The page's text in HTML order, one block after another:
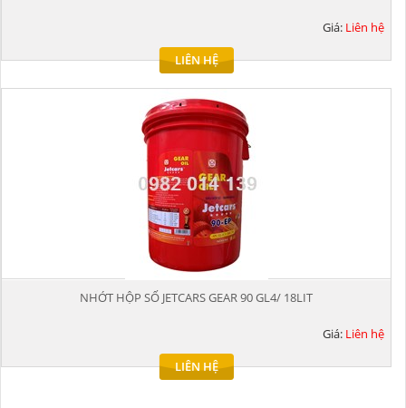
Giá: Liên hệ
LIÊN HỆ
NHỚT HỘP SỐ JETCARS GEAR 90 GL4/ 18LIT
Giá: Liên hệ
LIÊN HỆ